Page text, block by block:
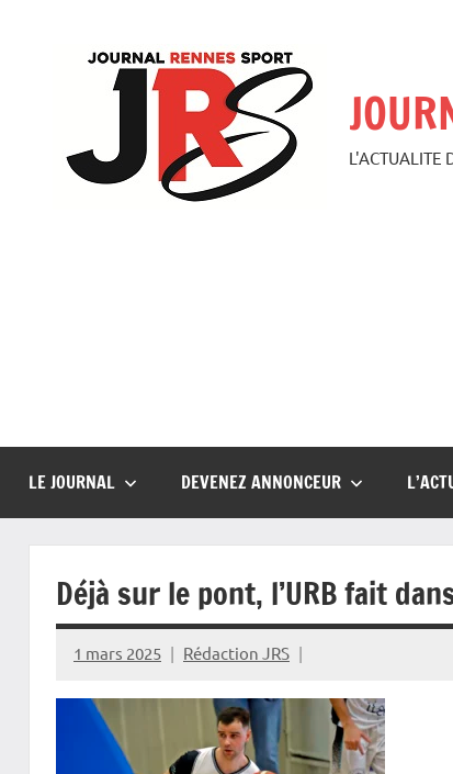
L'ACTUALITE
LE JOURNAL DEVENEZ ANNONCEUR
Déjà sur le pont, l’URB fait
1 mars 2025 Rédaction JRS